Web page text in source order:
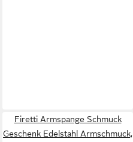
Firetti Armspange Schmuck
Geschenk Edelstahl Armschmuck,